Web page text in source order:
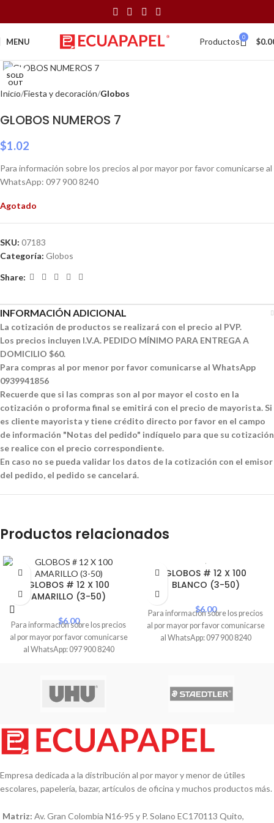
MENU Productos 0 $
SOLD
OUT
Click to enlarge
Inicio Fiesta y decoración Globos
GLOBOS NUMEROS 7
$1.02
Para información sobre los precios al por mayor por favor comunicarse al
WhatsApp: 097 900 8240
Agotado
SKU: 07183
Categoría: Globos
Share:
INFORMACIÓN ADICIONAL
La cotización de productos se realizará con el precio al PVP.
Los precios incluyen I.V.A. PEDIDO MÍNIMO PARA ENTREGA A
DOMICILIO $60.
Para compras al por menor por favor comunicarse al WhatsApp
0939941856
Recuerde que si las compras son al por mayor el costo en la
cotización o proforma final se emitirá con el precio de mayorista. Si
es cliente mayorista y tiene crédito directo por favor en el campo
de información "Notas del pedido" indíquelo para que su cotización
se realice con el precio correspondiente.
En caso no se pueda validar los datos de la cotización con el emisor
del pedido, el pedido se cancelará.
Productos relacionados
GLOBOS # 12 X 100
AMARILLO (3-50)
$6.00
Para información sobre los precios
al por mayor por favor comunicarse
al WhatsApp: 097 900 8240
GLOBOS # 12 X 100
BLANCO (3-50)
$6.00
Para información sobre los precios
al por mayor por favor comunicarse
al WhatsApp: 097 900 8240
Empresa dedicada a la distribución al por mayor y menor de útiles
escolares, papelería, bazar, artículos de oficina y muchos productos más.
Matriz: Av. Gran Colombia N16-95 y P. Solano EC170113 Quito,